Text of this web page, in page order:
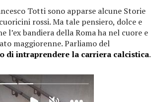
Totti sono apparse alcune Storie
rossi. Ma tale pensiero, dolce e
l’ex bandiera della Roma ha nel cuore e
maggiorenne. Parliamo del
di intraprendere la carriera calcistica.